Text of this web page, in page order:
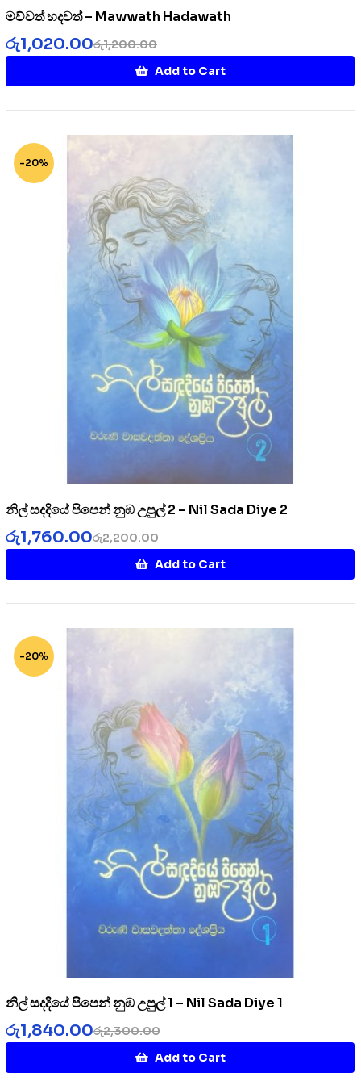
මව්වත් හදවත් – Mawwath Hadawath
රු1,200.00
රු1,020.00
Add to Cart
-20%
නිල් සදදියේ පිපෙන් නුඹ උපුල් 2 – Nil Sada Diye 2
රු2,200.00
රු1,760.00
Add to Cart
-20%
නිල් සදදියේ පිපෙන් නුඹ උපුල් 1 – Nil Sada Diye 1
රු2,300.00
රු1,840.00
Add to Cart